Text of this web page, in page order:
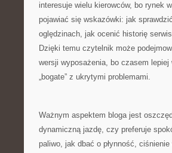
interesuje wielu kierowców, bo rynek
pojawiać się wskazówki: jak
oględzinach, jak ocenić historię
Dzięki temu czytelnik może
wersji wyposażenia, bo czasem
„bogate” z ukrytymi problemami.
Ważnym aspektem bloga jest
dynamiczną jazdę, czy preferuje
paliwo, jak dbać o płynność,